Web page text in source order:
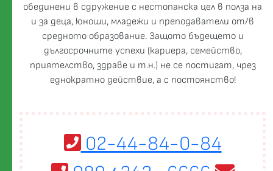
обединени в сдружение с нестопанска цел в полза на
и за деца, юноши, младежи и преподаватели от/в
средното образование. Защото бъдещето и
дългосрочните успехи (кариера, семейство,
приятелство, здраве и т.н.) не се постигат, чрез
еднократно действие, а с постоянство!
02-44-84-0-84